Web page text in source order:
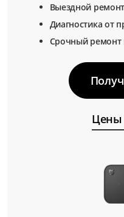
Выездной
Диагностика от
Срочный ремонт
Цены